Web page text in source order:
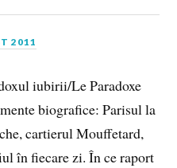
2011
iubirii/Le Paradoxe
biografice: Parisul la
cartierul Mouffetard,
în fiecare zi. În ce raport